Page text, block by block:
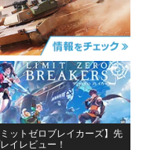
ミットゼロブレイカーズ】先
イレビュー！